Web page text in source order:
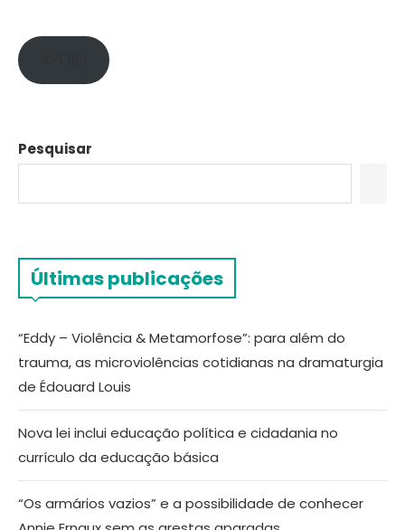
Pesquisar
Últimas publicações
“Eddy – Violência & Metamorfose”: para além do
trauma, as microviolências cotidianas na dramaturgia
de Édouard Louis
Nova lei inclui educação política e cidadania no
currículo da educação básica
“Os armários vazios” e a possibilidade de conhecer